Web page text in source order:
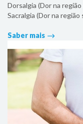
Dorsalgia (Dor na
Sacralgia (Dor na região
Saber mais